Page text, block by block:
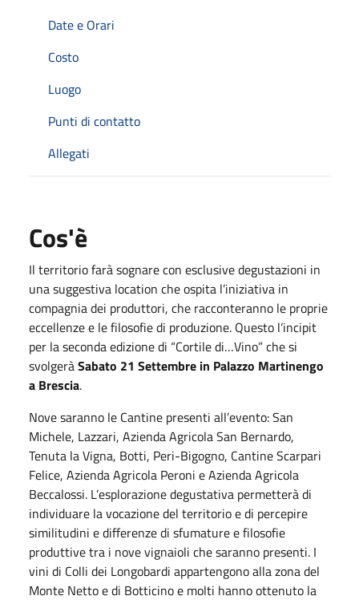
Date e Orari
Costo
Luogo
Punti di contatto
Allegati
Cos'è
Il territorio farà sognare con esclusive degustazioni in
una suggestiva location che ospita l’iniziativa in
compagnia dei produttori, che racconteranno le proprie
eccellenze e le filosofie di produzione. Questo l’incipit
per la seconda edizione di “Cortile di…Vino” che si
svolgeràSabato 21 Settembre in Palazzo Martinengo
a Brescia.
Nove saranno le Cantine presenti all’evento: San
Michele, Lazzari, Azienda Agricola San Bernardo,
Tenuta la Vigna, Botti, Peri-Bigogno, Cantine Scarpari
Felice, Azienda Agricola Peroni e Azienda Agricola
Beccalossi. L’esplorazione degustativa permetterà di
individuare la vocazione del territorio e di percepire
similitudini e differenze di sfumature e filosofie
produttive tra i nove vignaioli che saranno presenti. I
vini di Colli dei Longobardi appartengono alla zona del
Monte Netto e di Botticino e molti hanno ottenuto la